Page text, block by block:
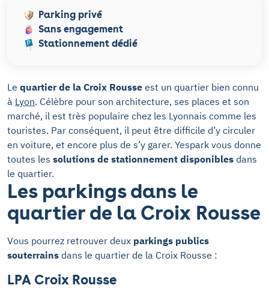
Parking privé
Sans engagement
Stationnement dédié
Le quartier de la Croix Rousse est un quartier bien connu
à Lyon. Célèbre pour son architecture, ses places et son
marché, il est très populaire chez les Lyonnais comme les
touristes. Par conséquent, il peut être difficile d’y circuler
en voiture, et encore plus de s’y garer. Yespark vous donne
toutes les solutions de stationnement disponibles dans
le quartier.
Les parkings dans le
quartier de la Croix Rousse
Vous pourrez retrouver deux parkings publics
souterrains dans le quartier de la Croix Rousse :
LPA Croix Rousse